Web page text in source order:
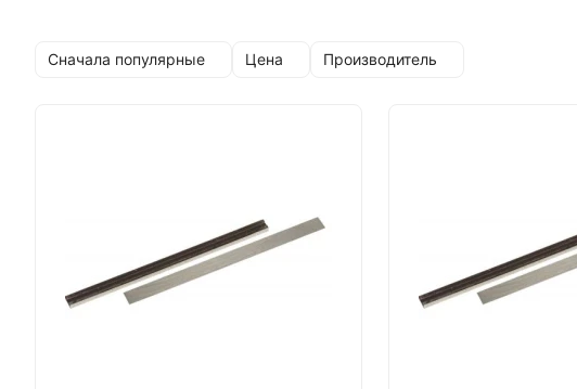
Сначала популярные Цена Производитель